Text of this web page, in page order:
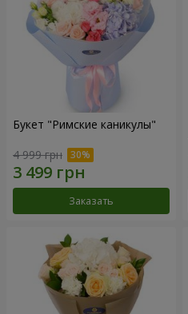
Букет "Римские каникулы"
4 999 грн
Заказать